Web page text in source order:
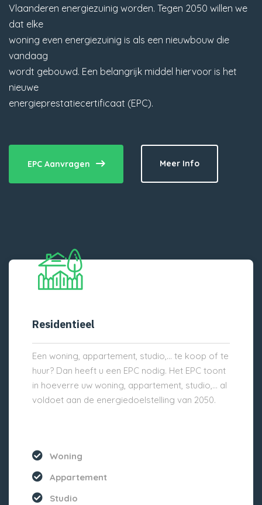
Vlaanderen energiezuinig worden. Tegen 2050 willen we
dat elke
woning even energiezuinig is als een nieuwbouw die
vandaag
wordt gebouwd. Een belangrijk middel hiervoor is het
nieuwe
energieprestatiecertificaat (EPC).
EPC Aanvragen Meer Info
Residentieel
Een woning, appartement, studio,… te koop of te
huur? Dan heeft u een EPC nodig. Het EPC toont
in hoeverre uw woning, appartement, studio,… al
voldoet aan de energiedoelstelling van 2050.
Woning
Appartement
Studio